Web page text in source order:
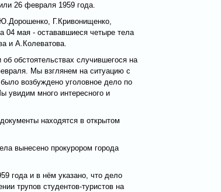
26 февраля 1959 года.
Г.Кривонищенко,
04 мая - остававшиеся четыре тела
и А.Колеватова.
обстоятельствах случившегося на
Мы взглянем на ситуацию с
возбуждено уголовное дело по
увидим много интересного и
находятся в открытом
вынесено прокурором города
года и в нём указано, что дело
трупов студентов-туристов на